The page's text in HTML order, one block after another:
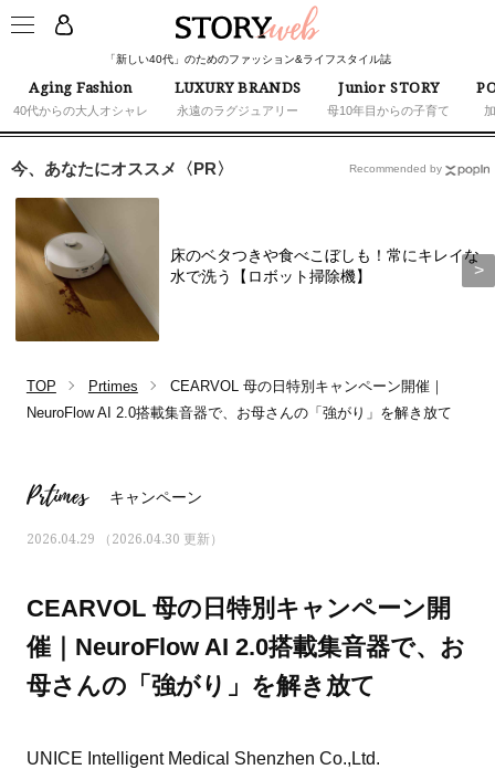
「新しい40代」のためのファッション&ライフスタイル誌
Aging Fashion
40代からの大人オシャレ
LUXURY BRANDS
永遠のラグジュアリー
Junior STORY
母10年目からの子育て
今、あなたにオススメ〈PR〉
床のベタつきや食べこぼしも！常にキレイな
水で洗う【ロボット掃除機】
Recommended by
TOP Prtimes
CEARVOL 母の日特別キャンペーン開催｜
NeuroFlow AI 2.0搭載集音器で、お母さんの「強がり」を解き放て
Prtimes キャンペーン
2026.04.29 （2026.04.30 更新）
CEARVOL 母の日特別キャンペーン開
催｜NeuroFlow AI 2.0搭載集音器で、お
母さんの「強がり」を解き放て
UNICE Intelligent Medical Shenzhen Co.,Ltd.